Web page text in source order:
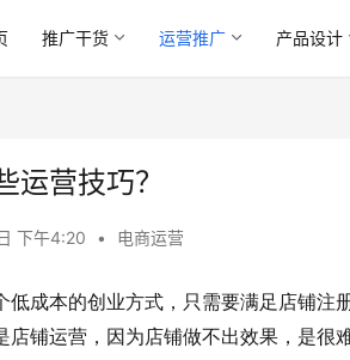
推广干货 运营推广 产品设计
运营技巧？
下午4:20 • 电商运营
本的创业方式，只需要满足店铺注
店铺运营，因为店铺做不出效果，是很